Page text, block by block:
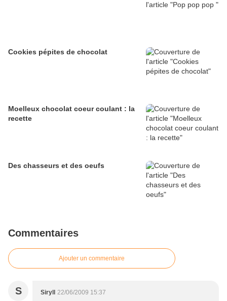
Cookies pépites de chocolat
Moelleux chocolat coeur coulant : la
recette
Des chasseurs et des oeufs
Commentaires
Ajouter un commentaire
S Siryll
22/06/2009 15:37